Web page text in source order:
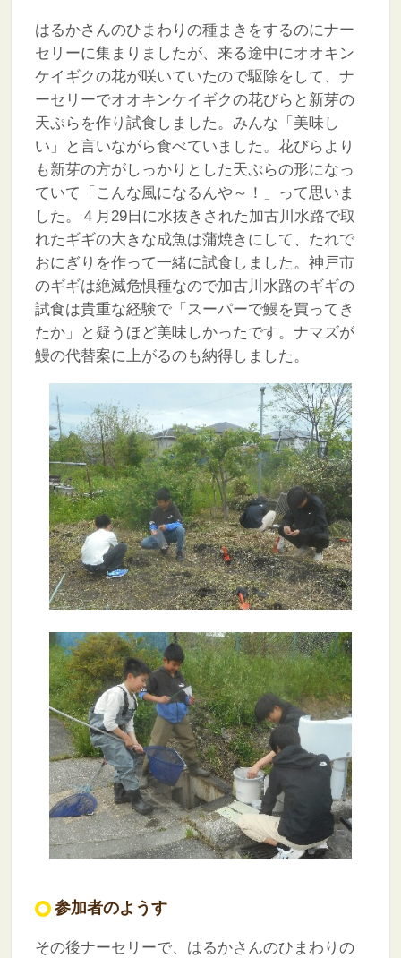
はるかさんのひまわりの種まきをするのにナー
セリーに集まりましたが、来る途中にオオキン
ケイギクの花が咲いていたので駆除をして、ナ
ーセリーでオオキンケイギクの花びらと新芽の
天ぷらを作り試食しました。みんな「美味し
い」と言いながら食べていました。花びらより
も新芽の方がしっかりとした天ぷらの形になっ
ていて「こんな風になるんや～！」って思いま
した。４月29日に水抜きされた加古川水路で取
れたギギの大きな成魚は蒲焼きにして、たれで
おにぎりを作って一緒に試食しました。神戸市
のギギは絶滅危惧種なので加古川水路のギギの
試食は貴重な経験で「スーパーで鰻を買ってき
たか」と疑うほど美味しかったです。ナマズが
鰻の代替案に上がるのも納得しました。
参加者のようす
その後ナーセリーで、はるかさんのひまわりの